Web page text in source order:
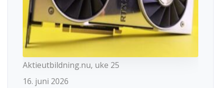
Aktieutbildning.nu, uke 25
16. juni 2026